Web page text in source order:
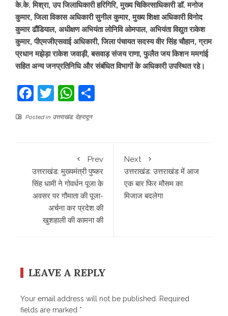
के.के. मिश्रा, उप जिलाधिकारी हरिगिरि, मुख्य चिकित्साधिकारी डॉ. मनोज
कुमार, जिला विकास अधिकारी सुनील कुमार, मुख्य शिक्षा अधिकारी विनोद
कुमार ढौंडियाल, अधीक्षण अभियंता लोनिवि ओमपाल, अभियंता विद्युत राकेश
कुमार, पीएमजीएसवाई अधिकारी, जिला पंचायत सदस्य वीर सिंह चौहान, ग्राम
प्रधान मझेड़ा राकेश जवाड़ी, बसवाड़ संजय राणा, फुलैत जय किशन ममगांई
सहित अन्य जनप्रतिनिधि और संबंधित विभागों के अधिकारी उपस्थित रहे।
Facebook
TwitterWhatsApp
Posted in उत्तराखंड, देहरादून
Prev
उत्तराखंड: मुख्यमंत्री पुष्कर
सिंह धामी ने गोवर्धन पूजा के
अवसर पर गौमाता की पूजा-
अर्चना कर प्रदेश की
खुशहाली की कामना की
Next
उत्तराखंड: उत्तराखंड में आज
एक बार फिर मौसम का
मिजाज बदलेगा
LEAVE A REPLY
Your email address will not be published.
Required
fields are marked *